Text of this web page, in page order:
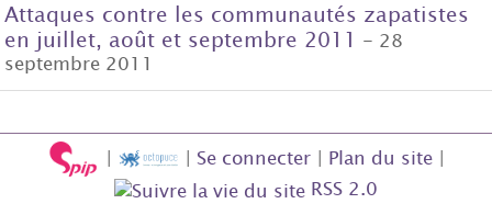
Attaques contre les communautés zapatistes
en juillet, août et septembre 2011 - 28
septembre 2011
| | Se connecter | Plan du site |
RSS 2.0